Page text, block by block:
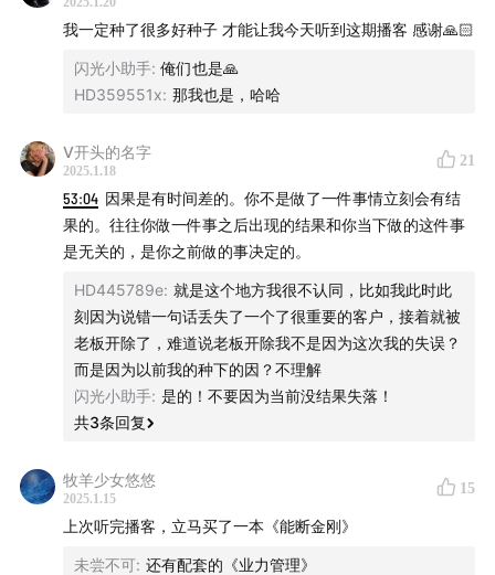
刚研究院创始人。
🎙 本期主播：
演，微博最具影响力和商业价值IP，日常没更播客就是在
拍片子。
🛰️「给女孩的商业第一课」听友群：
「给女孩的商业第一课」栏目，欢迎所有对商业感兴趣的
朋友进入节目专属听友群，共同探讨商业思维，讲述商业
故事。
群内会第一时间更新播客信息，并随机掉落节目逐字稿与
微信搜索sgsntang（或扫码），
添加播客主理人斯斯的
小助手，备注「播客」，等待她拉你入群。期待和大家在
群内进行更深入的交流。
我一定种了很多好种子 才能让我今天听到这期播客 感谢🙏🏻
闪光小助手: 俺们也是🙏
HD359551x: 那我也是，哈哈
V开头的名字
2025.1.18
21
53:04 因果是有时间差的。你不是做了一件事情立刻会有结
果的。往往你做一件事之后出现的结果和你当下做的这件事
是无关的，是你之前做的事决定的。
HD445789e: 就是这个地方我很不认同，比如我此时此
刻因为说错一句话丢失了一个了很重要的客户，接着就被
老板开除了，难道说老板开除我不是因为这次我的失误？
而是因为以前我的种下的因？不理解
闪光小助手: 是的！不要因为当前没结果失落！
共3条回复
牧羊少女悠悠
2025.1.15
15
上次听完播客，立马买了一本《能断金刚》
未尝不可: 还有配套的《业力管理》